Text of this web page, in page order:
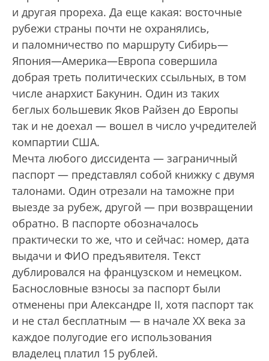
и другая прореха. Да еще какая: восточные
рубежи страны почти не охранялись,
и паломничество по маршруту Сибирь—
Япония—Америка—Европа совершила
добрая треть политических ссыльных, в том
числе анархист Бакунин. Один из таких
беглых большевик Яков Райзен до Европы
так и не доехал — вошел в число учредителей
компартии США.
Мечта любого диссидента — заграничный
паспорт — представлял собой книжку с двумя
талонами. Один отрезали на таможне при
выезде за рубеж, другой — при возвращении
обратно. В паспорте обозначалось
практически то же, что и сейчас: номер, дата
выдачи и ФИО предъявителя. Текст
дублировался на французском и немецком.
Баснословные взносы за паспорт были
отменены при Александре II, хотя паспорт так
и не стал бесплатным — в начале XX века за
каждое полугодие его использования
владелец платил 15 рублей.